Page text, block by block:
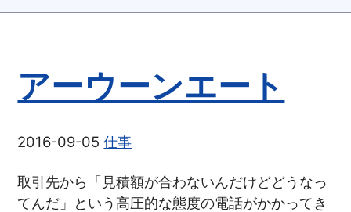
アーウーンエート
2016-09-05仕事
取引先から「見積額が合わないんだけどどうなっ
てんだ」という高圧的な態度の電話がかかってき